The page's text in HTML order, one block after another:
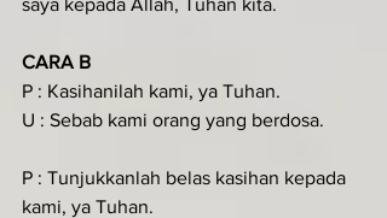
saya kepada Allah, Tuhan kita.
CARA B
P : Kasihanilah kami, ya Tuhan.
U : Sebab kami orang yang berdosa.
P : Tunjukkanlah belas kasihan kepada
kami, ya Tuhan.